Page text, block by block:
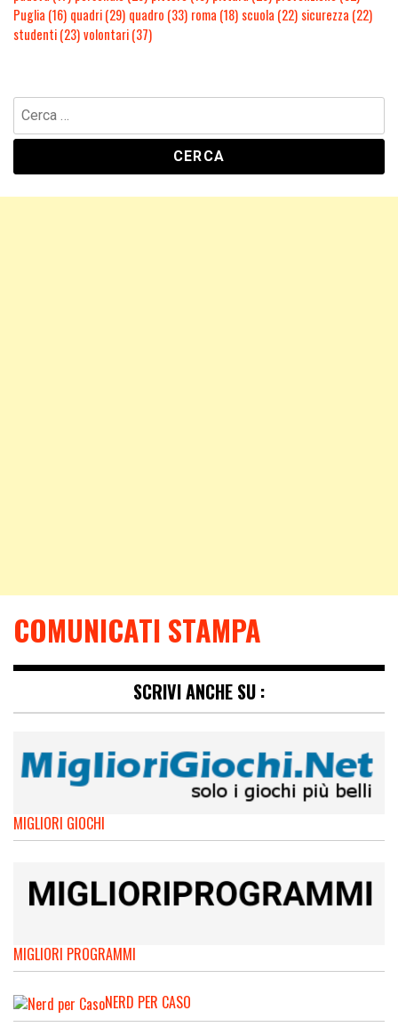
Puglia (16) quadri(29) quadro (33) roma (18) scuola (22) sicurezza (22)
studenti(23)volontari(37)
COMUNICATI STAMPA
SCRIVI ANCHE SU :
MIGLIORI GIOCHI
MIGLIORI PROGRAMMI
NERD PER CASO